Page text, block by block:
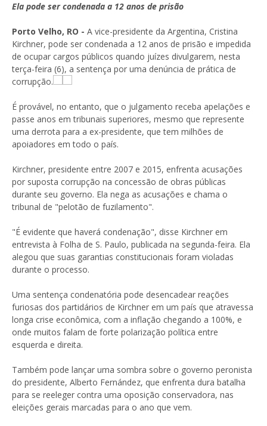
Ela pode ser condenada a 12 anos de prisão
Porto Velho, RO - A vice-presidente da Argentina, Cristina
Kirchner, pode ser condenada a 12 anos de prisão e impedida
de ocupar cargos públicos quando juízes divulgarem, nesta
terça-feira (6), a sentença por uma denúncia de prática de
corrupção.
É provável, no entanto, que o julgamento receba apelações e
passe anos em tribunais superiores, mesmo que represente
uma derrota para a ex-presidente, que tem milhões de
apoiadores em todo o país.
Kirchner, presidente entre 2007 e 2015, enfrenta acusações
por suposta corrupção na concessão de obras públicas
durante seu governo. Ela nega as acusações e chama o
tribunal de "pelotão de fuzilamento".
"É evidente que haverá condenação", disse Kirchner em
entrevista à Folha de S. Paulo, publicada na segunda-feira. Ela
alegou que suas garantias constitucionais foram violadas
durante o processo.
Uma sentença condenatória pode desencadear reações
furiosas dos partidários de Kirchner em um país que atravessa
longa crise econômica, com a inflação chegando a 100%, e
onde muitos falam de forte polarização política entre
esquerda e direita.
Também pode lançar uma sombra sobre o governo peronista
do presidente, Alberto Fernández, que enfrenta dura batalha
para se reeleger contra uma oposição conservadora, nas
eleições gerais marcadas para o ano que vem.